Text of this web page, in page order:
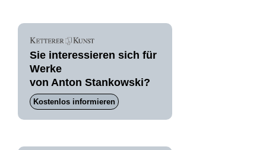
Sie interessieren sich für
Werke
von Anton Stankowski?
Kostenlos informieren